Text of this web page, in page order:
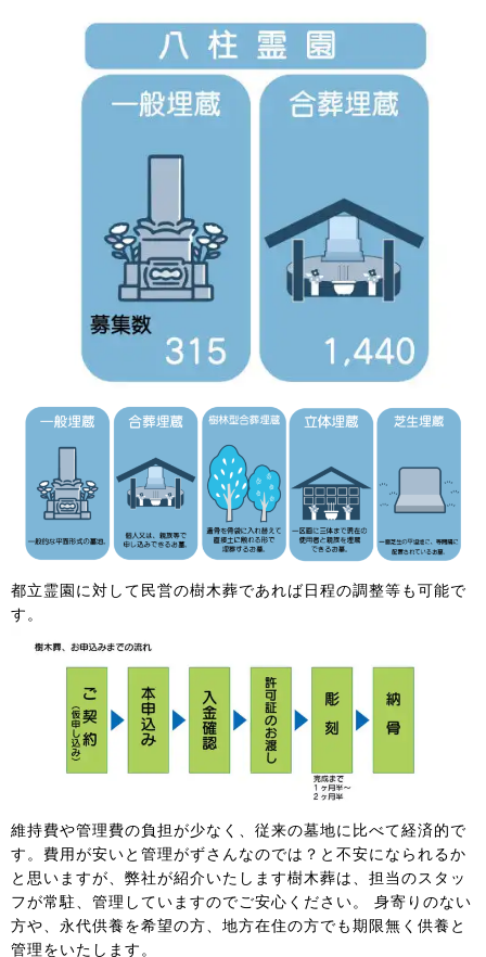
都立霊園に対して民営の樹木葬であれば日程の調整等も可能で
す。
維持費や管理費の負担が少なく、従来の墓地に比べて経済的で
す。費用が安いと管理がずさんなのでは？と不安になられるか
と思いますが、弊社が紹介いたします樹木葬は、担当のスタッ
フが常駐、管理していますのでご安心ください。 身寄りのない
方や、永代供養を希望の方、地方在住の方でも期限無く供養と
管理をいたします。